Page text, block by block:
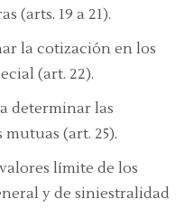
(arts. 19 a 21).
la cotización en los
(art. 22).
determinar las
mutuas (art. 25).
límite de los
y de siniestralidad